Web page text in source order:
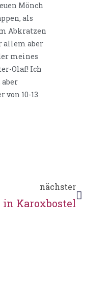
Mönch
als
Abkratzen
allem aber
meines
Olaf! Ich
10-13
nächster
in Karoxbostel